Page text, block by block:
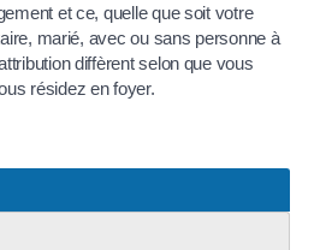
et ce, quelle que soit votre
marié, avec ou sans personne à
diffèrent selon que vous
résidez en foyer.